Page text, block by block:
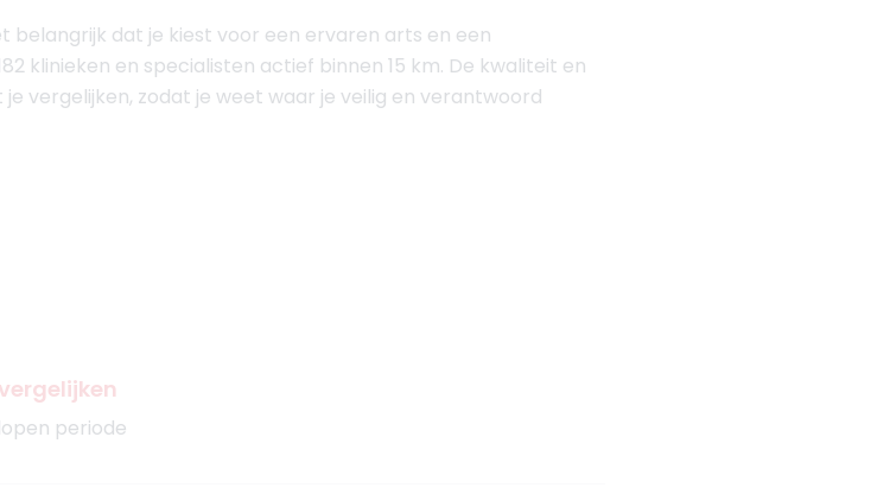
belangrijk dat je kiest voor een ervaren arts en een
klinieken en specialisten actief binnen 15 km. De kwaliteit en
vergelijken, zodat je weet waar je veilig en verantwoord
periode